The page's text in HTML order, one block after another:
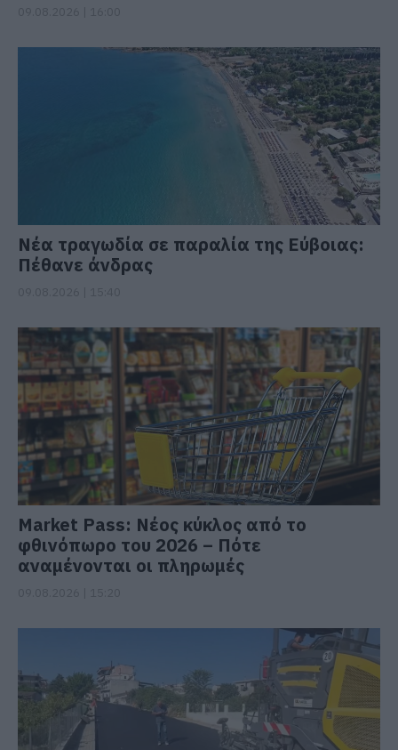
Νέα τραγωδία σε παραλία της Εύβοιας:
Πέθανε άνδρας
Market Pass: Νέος κύκλος από το
φθινόπωρο του 2026 – Πότε
αναμένονται οι πληρωμές